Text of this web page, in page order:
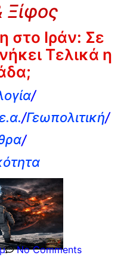
Ξίφος
στο Ιράν: Σε
Τελικά η
/
/Γεωπολιτική/
/
No Comments